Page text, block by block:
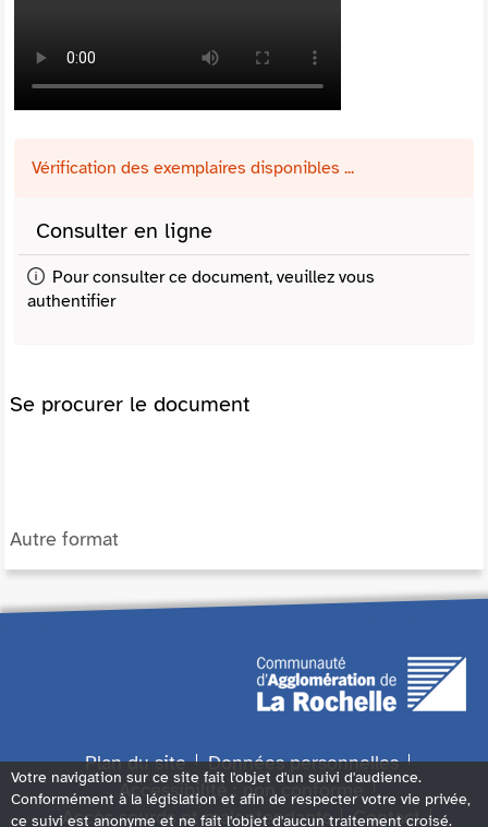
Vérification des exemplaires disponibles ...
Consulter en ligne
Pour consulter ce document, veuillez vous
authentifier
Se procurer le document
Autre format
Plan du site
Données personnelles
Accessibilité : non conforme
Accès sourds et malentendants
Contact
Votre navigation sur ce site fait l'objet d'un suivi d'audience.
Conformément à la législation et afin de respecter votre vie privée,
ce suivi est anonyme et ne fait l'objet d'aucun traitement croisé.